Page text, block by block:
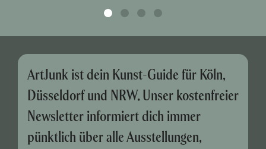
ArtJunk ist dein Kunst-Guide für Köln,
Düsseldorf und NRW. Unser kostenfreier
Newsletter informiert dich immer
pünktlich über alle Ausstellungen,